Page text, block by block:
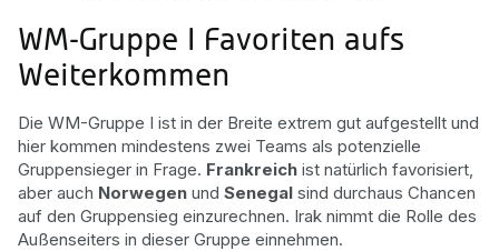
WM-Gruppe I Favoriten aufs
Weiterkommen
Die WM-Gruppe I ist in der Breite extrem gut aufgestellt und
hier kommen mindestens zwei Teams als potenzielle
Gruppensieger in Frage. Frankreich ist natürlich favorisiert,
aber auch Norwegen und Senegal sind durchaus Chancen
auf den Gruppensieg einzurechnen. Irak nimmt die Rolle des
Außenseiters in dieser Gruppe einnehmen.